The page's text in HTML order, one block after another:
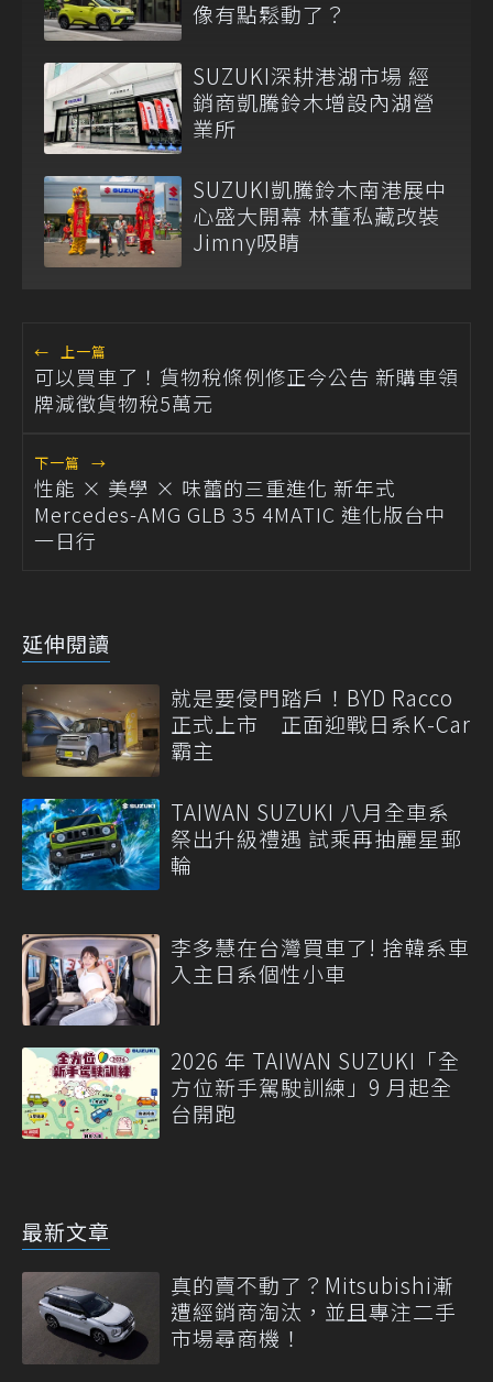
像有點鬆動了？
SUZUKI深耕港湖市場 經
銷商凱騰鈴木增設內湖營
業所
SUZUKI凱騰鈴木南港展中
心盛大開幕 林董私藏改裝
Jimny吸睛
← 上一篇
可以買車了！貨物稅條例修正今公告 新購車領
牌減徵貨物稅5萬元
下一篇 →
性能 × 美學 × 味蕾的三重進化 新年式
Mercedes-AMG GLB 35 4MATIC 進化版台中
一日行
延伸閱讀
就是要侵門踏戶！BYD Racco
正式上市 正面迎戰日系K-Car
霸主
TAIWAN SUZUKI 八月全車系
祭出升級禮遇 試乘再抽麗星郵
輪
李多慧在台灣買車了! 捨韓系車
入主日系個性小車
2026 年 TAIWAN SUZUKI「全
方位新手駕駛訓練」9 月起全
台開跑
最新文章
真的賣不動了？Mitsubishi漸
遭經銷商淘汰，並且專注二手
市場尋商機！